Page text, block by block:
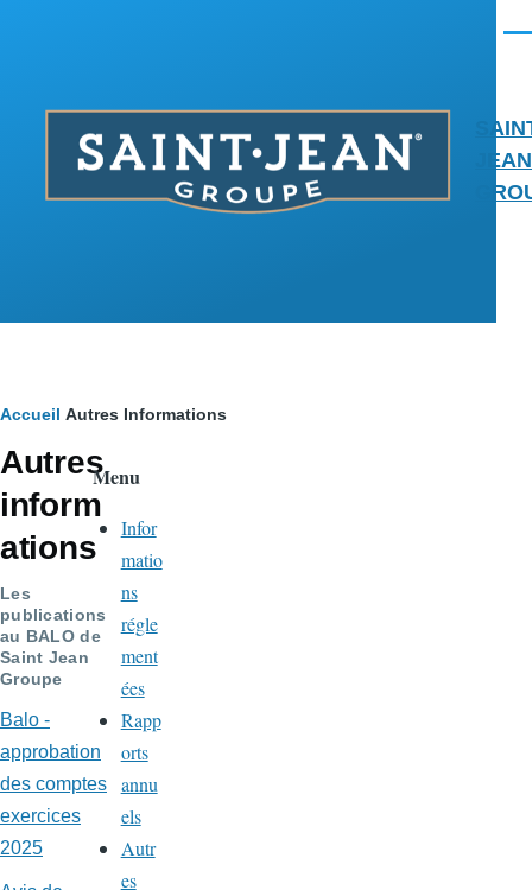
JEAN
Fil
d'Ariane
Accueil Autres Informations
Autres
inform
ations
Les
publications
au BALO de
Saint Jean
Groupe
Balo -
approbation
des comptes
exercices
2025
Menu
Infor
matio
ns
régle
ment
ées
Rapp
orts
annu
els
Autr
es